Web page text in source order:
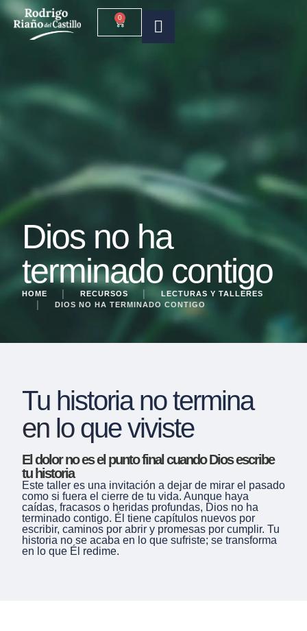
0
Dios no ha
terminado contigo
HOME RECURSOS
LECTURAS Y TALLERES
DIOS NO HA TERMINADO CONTIGO
Tu historia no termina
en lo que viviste
El dolor no es el punto final cuando Dios escribe
tu historia
Este taller es una invitación a dejar de mirar el pasado
como si fuera el cierre de tu vida. Aunque haya
caídas, fracasos o heridas profundas, Dios no ha
terminado contigo. Él tiene capítulos nuevos por
escribir, caminos por abrir y promesas por cumplir. Tu
historia no se acaba en lo que sufriste; se transforma
en lo que Él redime.